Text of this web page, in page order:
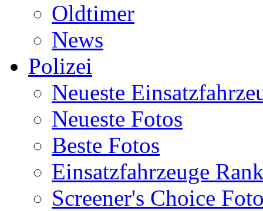
Oldtimer
News
Polizei
Neueste
Neueste Fotos
Beste Fotos
Einsatzfahrzeuge
Screener's Choice